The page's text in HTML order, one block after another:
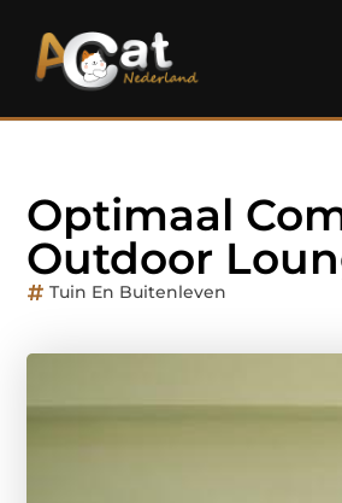
Optimaal
Outdoor
Tuin En Buitenleven